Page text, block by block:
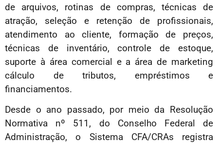
de arquivos, rotinas de compras, técnicas de
atração, seleção e retenção de profissionais,
atendimento ao cliente, formação de preços,
técnicas de inventário, controle de estoque,
suporte à área comercial e a área de marketing
cálculo de tributos, empréstimos e
financiamentos.
Desde o ano passado, por meio da Resolução
Normativa nº 511, do Conselho Federal de
Administração, o Sistema CFA/CRAs registra